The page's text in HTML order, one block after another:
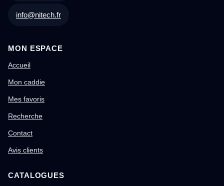
info@nitech.fr
MON ESPACE
Accueil
Mon caddie
Mes favoris
Recherche
Contact
Avis clients
CATALOGUES